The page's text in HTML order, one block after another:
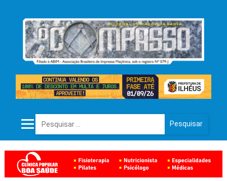
Pesquisar por: